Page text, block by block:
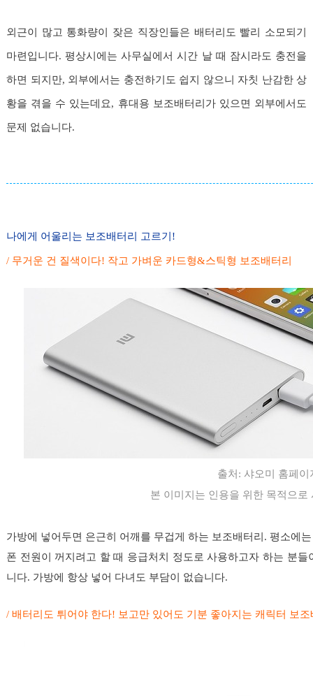
외근이 많고 통화량이 잦은 직장인들은 배터리도 빨리 소모되기
마련입니다. 평상시에는 사무실에서 시간 날 때 잠시라도 충전을
하면 되지만, 외부에서는 충전하기도 쉽지 않으니 자칫 난감한 상
황을 겪을 수 있는데요, 휴대용 보조배터리가 있으면 외부에서도
문제 없습니다.
나에게 어울리는 보조배터리 고르기!
/ 무거운 건 질색이다! 작고 가벼운 카드형&스틱형 보조배터리
출처: 샤오미 홈페이
본 이미지는 인용을 위한 목적으로
가방에 넣어두면 은근히 어깨를 무겁게 하는 보조배터리. 평소에
폰 전원이 꺼지려고 할 때 응급처치 정도로 사용하고자 하는 분
니다. 가방에 항상 넣어 다녀도 부담이 없습니다.
/ 배터리도 튀어야 한다! 보고만 있어도 기분 좋아지는 캐릭터 보조